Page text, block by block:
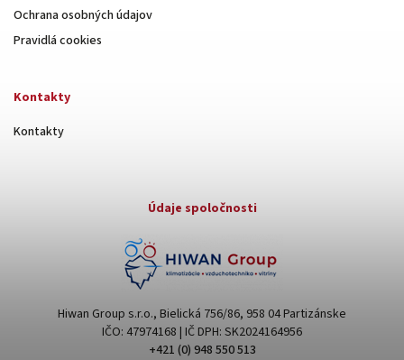
Ochrana osobných údajov
Pravidlá cookies
Kontakty
Kontakty
Údaje spoločnosti
Hiwan Group s.r.o., Bielická 756/86, 958 04 Partizánske
IČO: 47974168 | IČ DPH: SK2024164956
+421 (0) 948 550 513